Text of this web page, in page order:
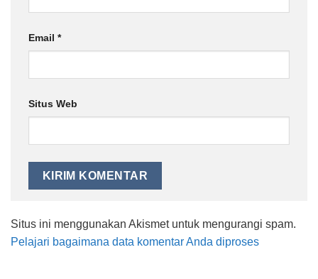
Email *
Situs Web
Situs ini menggunakan Akismet untuk mengurangi spam.
Pelajari bagaimana data komentar Anda diproses